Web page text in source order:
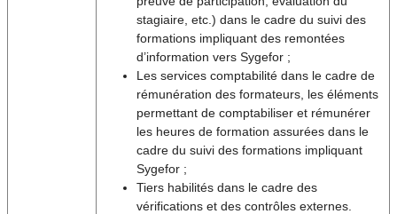
stagiaire, etc.) dans le cadre du suivi des
formations impliquant des remontées
d’information vers Sygefor ;
Les services comptabilité dans le cadre de
rémunération des formateurs, les éléments
permettant de comptabiliser et rémunérer
les heures de formation assurées dans le
cadre du suivi des formations impliquant
Sygefor ;
Tiers habilités dans le cadre des
vérifications et des contrôles externes.